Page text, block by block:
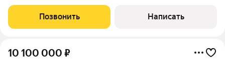
находится в собственности, без обременений, полностью
готова к проживанию и продаётся
Позвонить Написать
10 100 000 ₽